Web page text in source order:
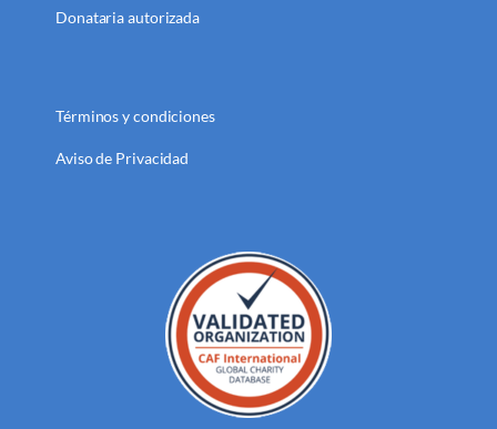
Donataria autorizada
Términos y condiciones
Aviso de Privacidad